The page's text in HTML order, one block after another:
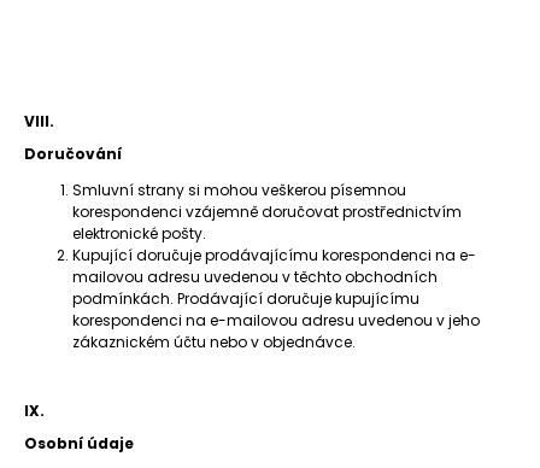
VIII.
Doručování
Smluvní strany si mohou veškerou písemnou
korespondenci vzájemně doručovat prostřednictvím
elektronické pošty.
Kupující doručuje prodávajícímu korespondenci na e-
mailovou adresu uvedenou v těchto obchodních
podmínkách. Prodávající doručuje kupujícímu
korespondenci na e-mailovou adresu uvedenou v jeho
zákaznickém účtu nebo v objednávce.
IX.
Osobní údaje